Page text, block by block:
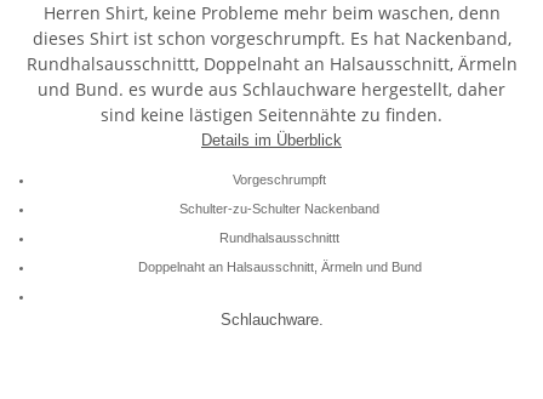
Herren Shirt, keine Probleme mehr beim waschen, denn
dieses Shirt ist schon vorgeschrumpft. Es hat Nackenband,
Rundhalsausschnittt, Doppelnaht an Halsausschnitt, Ärmeln
und Bund. es wurde aus Schlauchware hergestellt, daher
sind keine lästigen Seitennähte zu finden.
Details im Überblick
Vorgeschrumpft
Schulter-zu-Schulter Nackenband
Rundhalsausschnittt
Doppelnaht an Halsausschnitt, Ärmeln und Bund
Schlauchware.